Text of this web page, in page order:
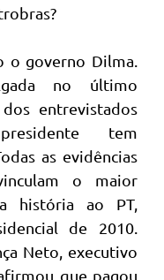
o governo Dilma.
no último
entrevistados
tem
as evidências
o maior
história ao PT,
de 2010.
Neto, executivo
que pagou